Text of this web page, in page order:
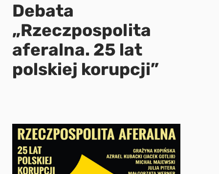
Debata
„Rzeczpospolita
aferalna. 25 lat
polskiej korupcji”